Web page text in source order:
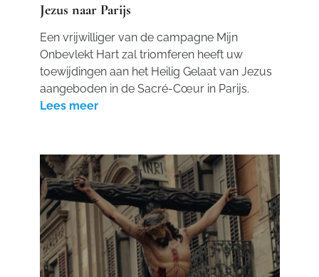
Jezus naar Parijs
Een vrijwilliger van de campagne Mijn
Onbevlekt Hart zal triomferen heeft uw
toewijdingen aan het Heilig Gelaat van Jezus
aangeboden in de Sacré-Cœur in Parijs.
Lees meer